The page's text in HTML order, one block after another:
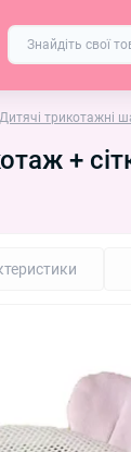
Дитячі трикотажні
+